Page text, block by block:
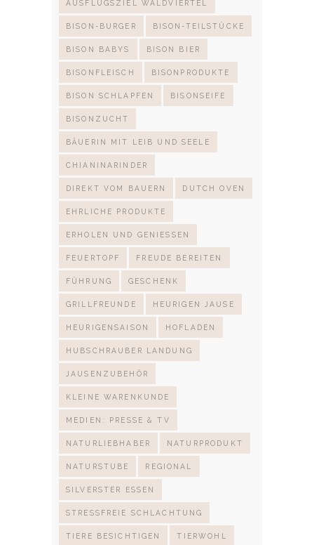
AUSFLUGSZIEL WALDVIERTEL
BISON-BURGER BISON-TEILSTÜCKE
BISON BABYS BISON BIER
BISONFLEISCH BISONPRODUKTE
BISON SCHLAPFEN BISONSEIFE
BISONZUCHT
BÄUERIN MIT LEIB UND SEELE
CHIANINARINDER
DIREKT VOM BAUERN DUTCH OVEN
EHRLICHE PRODUKTE
ERHOLEN UND GENIESSEN
FEUERTOPF FREUDE BEREITEN
FÜHRUNG GESCHENK
GRILLFREUNDE HEURIGEN JAUSE
HEURIGENSAISON HOFLADEN
HUBSCHRAUBER LANDUNG
JAUSENZUBEHÖR
KLEINE WARENKUNDE
MEDIEN: PRESSE & TV
NATURLIEBHABER NATURPRODUKT
NATURSTUBE REGIONAL
SILVERSTER ESSEN
STRESSFREIE SCHLACHTUNG
TIERE BESICHTIGEN TIERWOHL